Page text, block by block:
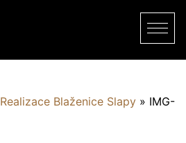
Realizace Blaženice Slapy » IMG-